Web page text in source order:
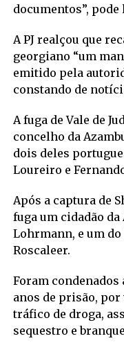
documentos”, pode
A PJ realçou que
georgiano “um
emitido pela
constando de
A fuga de Vale de
concelho da
dois deles
Loureiro e
Após a captura de
fuga um cidadão
Lohrmann, e um
Roscaleer.
Foram condenados
anos de prisão,
tráfico de droga,
sequestro e